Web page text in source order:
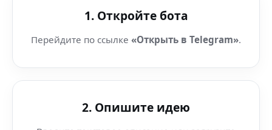
1. Откройте бота
Перейдите по ссылке «Открыть в Telegram».
2. Опишите идею